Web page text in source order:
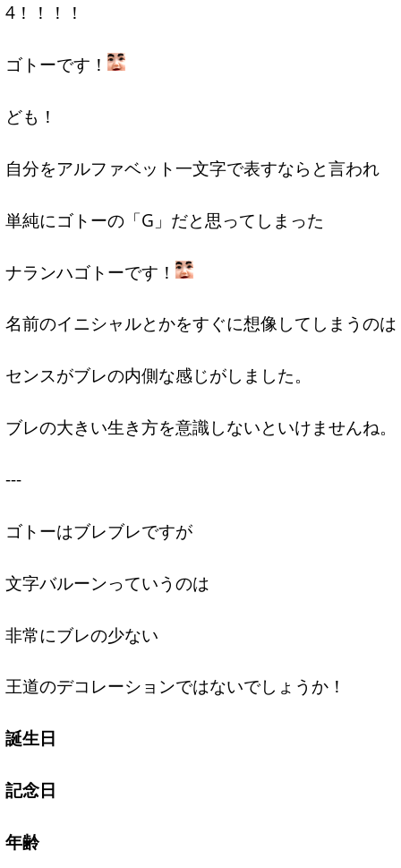
4！！！！
ゴトーです！
ども！
自分をアルファベット一文字で表すならと言われ
単純にゴトーの「G」だと思ってしまった
ナランハゴトーです！
名前のイニシャルとかをすぐに想像してしまうのは
センスがブレの内側な感じがしました。
ブレの大きい生き方を意識しないといけませんね。
---
ゴトーはブレブレですが
文字バルーンっていうのは
非常にブレの少ない
王道のデコレーションではないでしょうか！
誕生日
記念日
年齢